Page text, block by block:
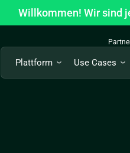
Willkommen! Wir sind
Plattform Use Cases